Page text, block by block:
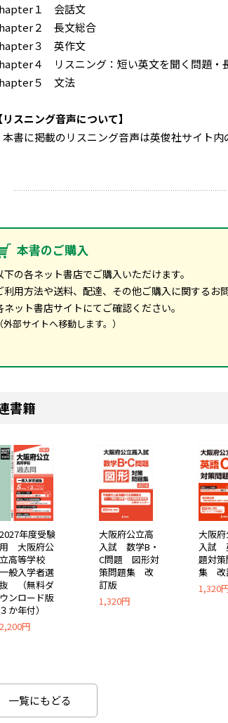
１ 会話文
２ 長文総合
３ 英作文
４ リスニング：短い英文を聞く問題・
５ 文法
スニング音声について】
書に掲載のリスニング音声は英俊社サイト内
本書のご購入
下の各ネット書店でご購入いただけます。
利用方法や送料、配達、その他ご購入に関するお
ネット書店サイトにてご確認ください。
外部サイトへ移動します。）
書籍
2027年度受験
用 大阪府公
立高等学校
一般入学者選
抜 （無料ダ
ウンロード版
３か年付）
2,200円
大阪府公立高
入試 数学B・
C問題 図形対
策問題集 改
訂版
1,320円
大阪
入試
題対策
集 改
1,320
一覧にもどる